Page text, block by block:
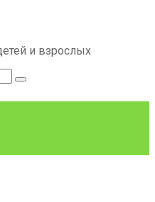
и взрослых